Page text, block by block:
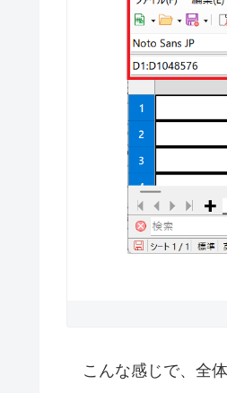
こんな感じで、全体